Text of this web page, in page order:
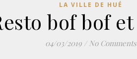
LA VILLE DE HUÉ
bof bof
04/03/2019 / No Comments